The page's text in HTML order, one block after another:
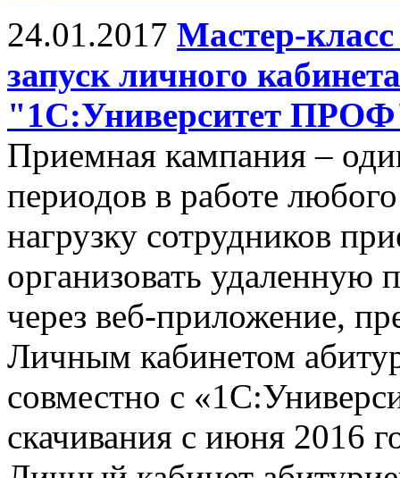
24.01.2017 Мастер-
запуск личного
"1С:Университет
Приемная кампания –
периодов в работе
нагрузку сотрудников
организовать удаленную
через веб-приложение,
Личным кабинетом
совместно с
скачивания с июня 2016